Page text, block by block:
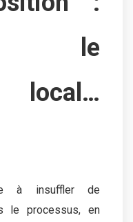
le
local…
à insuffler de
le processus, en